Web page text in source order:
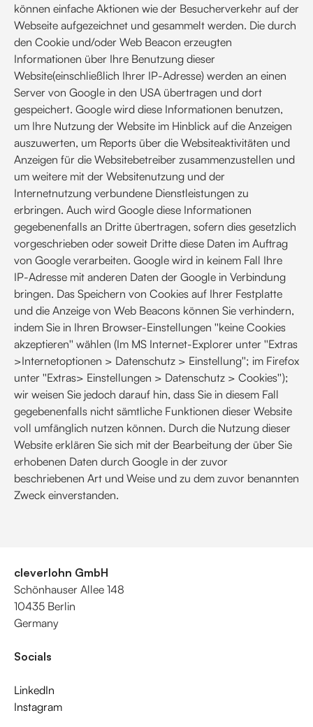
können einfache Aktionen wie der Besucherverkehr auf der
Webseite aufgezeichnet und gesammelt werden. Die durch
den Cookie und/oder Web Beacon erzeugten
Informationen über Ihre Benutzung dieser
Website(einschließlich Ihrer IP-Adresse) werden an einen
Server von Google in den USA übertragen und dort
gespeichert. Google wird diese Informationen benutzen,
um Ihre Nutzung der Website im Hinblick auf die Anzeigen
auszuwerten, um Reports über die Websiteaktivitäten und
Anzeigen für die Websitebetreiber zusammenzustellen und
um weitere mit der Websitenutzung und der
Internetnutzung verbundene Dienstleistungen zu
erbringen. Auch wird Google diese Informationen
gegebenenfalls an Dritte übertragen, sofern dies gesetzlich
vorgeschrieben oder soweit Dritte diese Daten im Auftrag
von Google verarbeiten. Google wird in keinem Fall Ihre
IP-Adresse mit anderen Daten der Google in Verbindung
bringen. Das Speichern von Cookies auf Ihrer Festplatte
und die Anzeige von Web Beacons können Sie verhindern,
indem Sie in Ihren Browser-Einstellungen ''keine Cookies
akzeptieren'' wählen (Im MS Internet-Explorer unter ''Extras
>Internetoptionen > Datenschutz > Einstellung''; im Firefox
unter ''Extras> Einstellungen > Datenschutz > Cookies'');
wir weisen Sie jedoch darauf hin, dass Sie in diesem Fall
gegebenenfalls nicht sämtliche Funktionen dieser Website
voll umfänglich nutzen können. Durch die Nutzung dieser
Website erklären Sie sich mit der Bearbeitung der über Sie
erhobenen Daten durch Google in der zuvor
beschriebenen Art und Weise und zu dem zuvor benannten
Zweck einverstanden.
cleverlohn GmbH
Schönhauser Allee 148
10435 Berlin
Germany
Socials
LinkedIn
Instagram